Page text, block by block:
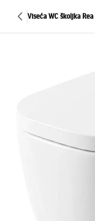
Viseća WC školjka